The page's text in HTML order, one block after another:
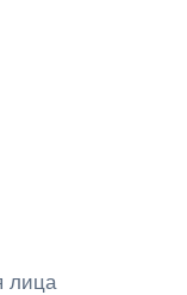
лица